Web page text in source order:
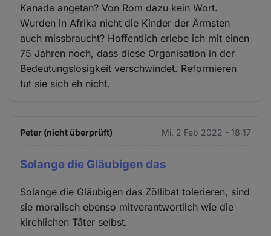
Kanada angetan? Von Rom dazu kein Wort.
Wurden in Afrika nicht die Kinder der Ärmsten
auch missbraucht? Hoffentlich erlebe ich mit einen
75 Jahren noch, dass diese Organisation in der
Bedeutungslosigkeit verschwindet. Reformieren
tut sie sich eh nicht.
Peter (nicht überprüft) Mi. 2 Feb 2022 - 18:17
Solange die Gläubigen das
Solange die Gläubigen das Zöllibat tolerieren, sind
sie moralisch ebenso mitverantwortlich wie die
kirchlichen Täter selbst.